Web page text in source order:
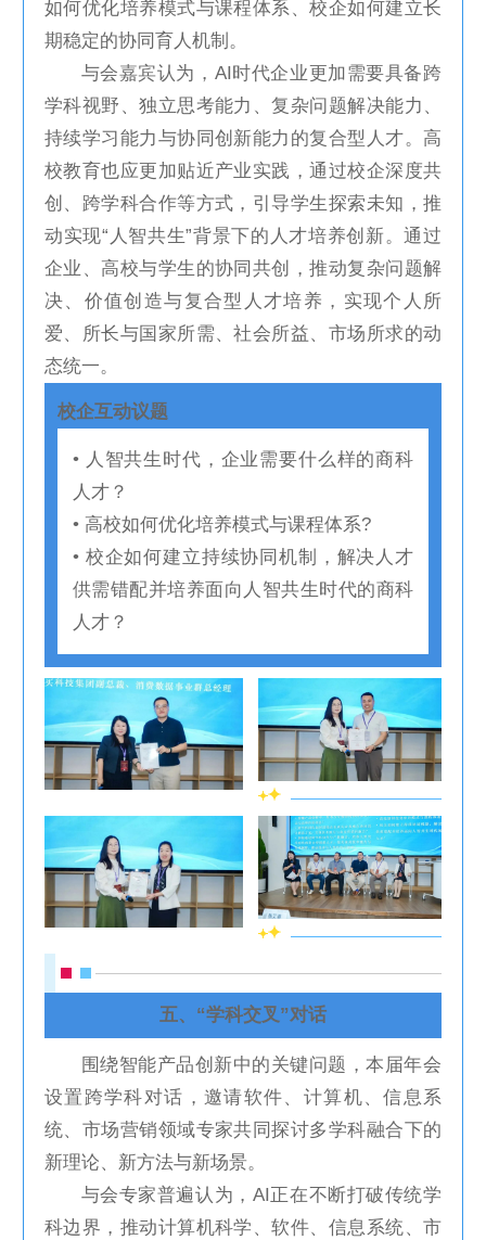
如何优化培养模式与课程体系、校企如何建立长
期稳定的协同育人机制。
与会嘉宾认为，AI时代企业更加需要具备跨
学科视野、独立思考能力、复杂问题解决能力、
持续学习能力与协同创新能力的复合型人才。高
校教育也应更加贴近产业实践，通过校企深度共
创、跨学科合作等方式，引导学生探索未知，推
动实现“人智共生”背景下的人才培养创新。通过
企业、高校与学生的协同共创，推动复杂问题解
决、价值创造与复合型人才培养，实现个人所
爱、所长与国家所需、社会所益、市场所求的动
态统一。
校企互动议题
• 人智共生时代，企业需要什么样的商科
人才？
• 高校如何优化培养模式与课程体系?
• 校企如何建立持续协同机制，解决人才
供需错配并培养面向人智共生时代的商科
人才？
五、“学科交叉”对话
围绕智能产品创新中的关键问题，本届年会
设置跨学科对话，邀请软件、计算机、信息系
统、市场营销领域专家共同探讨多学科融合下的
新理论、新方法与新场景。
与会专家普遍认为，AI正在不断打破传统学
科边界，推动计算机科学、软件、信息系统、市